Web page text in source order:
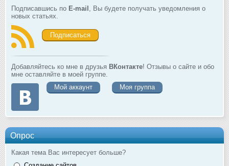
Подписавшись по E-mail
, Вы будете получать уведомления о
новых статьях.
Подписаться
Добавляйтесь ко мне в друзья ВКонтакте! Отзывы о сайте и обо
мне оставляйте в моей группе.
Мой аккаунт
Моя группа
Опрос
Какая тема Вас интересует больше?